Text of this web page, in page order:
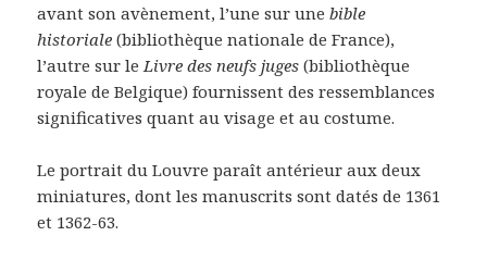
avant son avènement, l’une sur une bible
historiale(bibliothèque nationale de France),
l’autre sur leLivre des neufs juges(bibliothèque
royale de Belgique) fournissent des ressemblances
significatives quant au visage et au costume.
Le portrait du Louvre paraît antérieur aux deux
miniatures, dont les manuscrits sont datés de 1361
et 1362-63.